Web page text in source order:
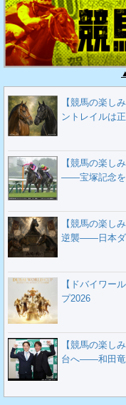
【競馬の楽し
ントレイルは
【競馬の楽し
――宝塚記念を
【競馬の楽し
逆襲――日本ダ
【ドバイワー
プ2026
【競馬の楽し
台へ――和田竜